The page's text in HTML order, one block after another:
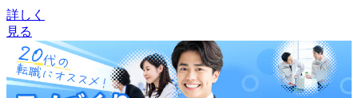
詳しく
見る